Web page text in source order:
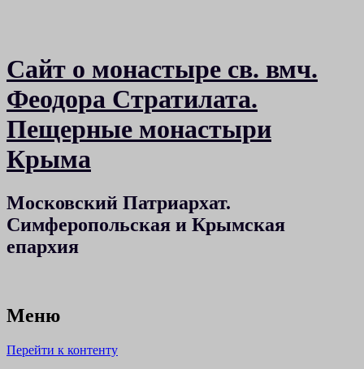
Сайт о монастыре св. вмч.
Феодора Стратилата.
Пещерные монастыри
Крыма
Московский Патриархат.
Симферопольская и Крымская
епархия
Меню
Перейти к контенту